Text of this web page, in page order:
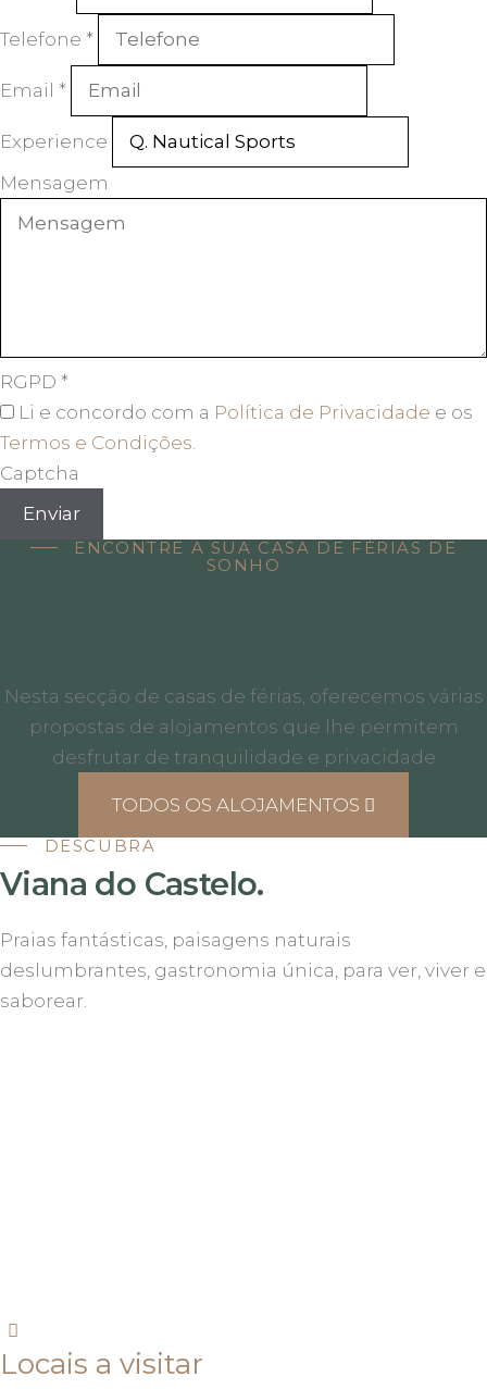
Telefone *
Email *
Experience
Mensagem
RGPD *
Li e concordo com a Política de Privacidade e os
Termos e Condições
Captcha
Enviar
ENCONTRE A SUA CASA DE FÉRIAS DE
SONHO
Nesta secção de casas de férias, oferecemos várias
propostas de alojamentos que lhe permitem
desfrutar de tranquilidade e privacidade
TODOS OS ALOJAMENTOS
DESCUBRA
Viana do Castelo.
Praias fantásticas, paisagens naturais
deslumbrantes, gastronomia única, para ver, viver e
saborear.
Locais a visitar